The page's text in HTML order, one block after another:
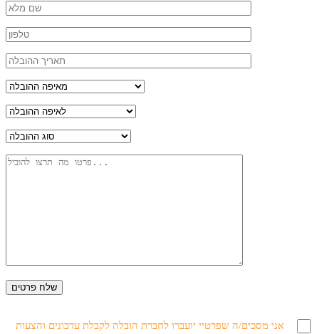
אני מסכים/ה שפרטיי יועברו לחברת הובלה לקבלת עדכונים והצעות